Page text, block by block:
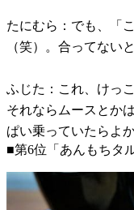
たにむら：でも、「
（笑）。合ってない
ふじた：これ、けっ
それならムースとか
ぱい乗っていたらよ
■第6位「あんもちタ